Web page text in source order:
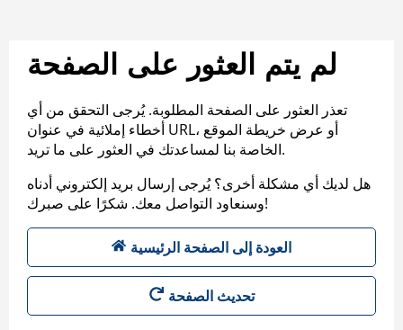
لم يتم العثور على الصفحة
تعذر العثور على الصفحة المطلوبة. يُرجى التحقق من أي
أخطاء إملائية في عنوان URL، أو عرض خريطة الموقع
الخاصة بنا لمساعدتك في العثور على ما تريد.
هل لديك أي مشكلة أخرى؟ يُرجى إرسال بريد إلكتروني أدناه
وسنعاود التواصل معك. شكرًا على صبرك!
العودة إلى الصفحة الرئيسية
تحديث الصفحة